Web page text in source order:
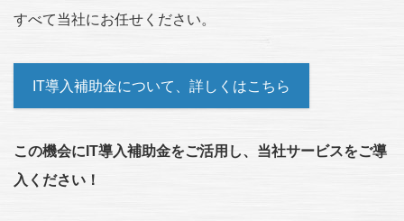
すべて当社にお任せください。
IT導入補助金について、詳しくはこちら
この機会にIT導入補助金をご活用し、当社サービスをご導
入ください！